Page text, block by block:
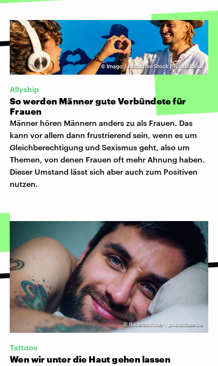
©Imago / Addictive Stock (Symbolbild)
Allyship
So werden Männer gute Verbündete für
Frauen
Männer hören Männern anders zu als Frauen. Das
kann vor allem dann frustrierend sein, wenn es um
Gleichberechtigung und Sexismus geht, also um
Themen, von denen Frauen oft mehr Ahnung haben.
Dieser Umstand lässt sich aber auch zum Positiven
nutzen.
©Bildersommer | photocase.de
Tattoos
Wen wir unter die Haut gehen lassen